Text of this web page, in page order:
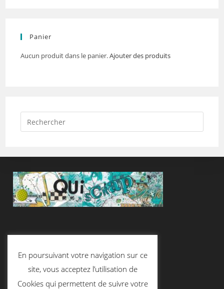
Panier
Aucun produit dans le panier.Ajouter des produits
En poursuivant votre navigation sur ce
site, vous acceptez l’utilisation de
Cookies qui permettent de suivre votre